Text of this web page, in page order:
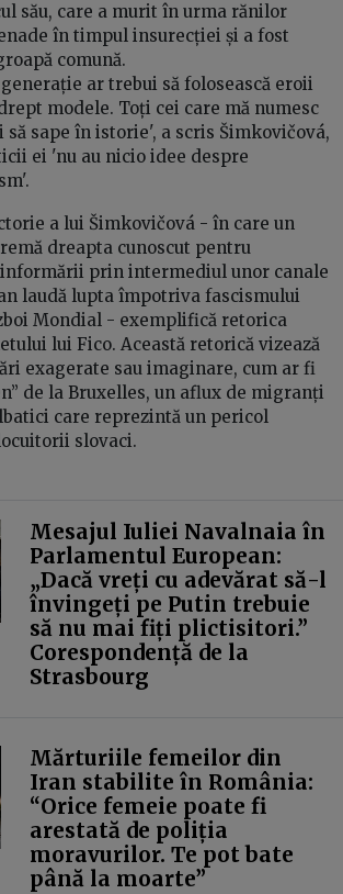
său, care a murit în urma rănilor
în timpul insurecției și a fost
comună.
ar trebui să folosească eroii
modele. Toți cei care mă numesc
să sape în istorie', a scris Šimkovičová,
ei 'nu au nicio idee despre
a lui Šimkovičová - în care un
dreapta cunoscut pentru
prin intermediul unor canale
laudă lupta împotriva fascismului
Mondial - exemplifică retorica
lui Fico. Această retorică vizează
exagerate sau imaginare, cum ar fi
de la Bruxelles, un aflux de migranți
care reprezintă un pericol
slovaci.
Mesajul Iuliei Navalnaia în
Parlamentul European:
„Dacă vreți cu adevărat să-l
învingeți pe Putin trebuie
să nu mai fiți plictisitori.”
Corespondență de la
Strasbourg
Mărturiile femeilor din
Iran stabilite în România:
“Orice femeie poate fi
arestată de poliția
moravurilor. Te pot bate
până la moarte”